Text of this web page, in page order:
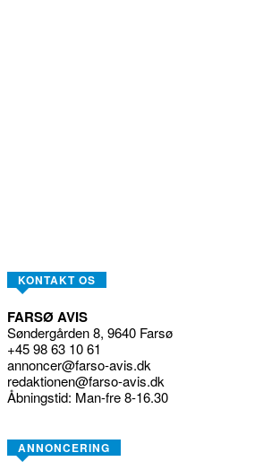
KONTAKT OS
FARSØ AVIS
Søndergården 8, 9640 Farsø
+45 98 63 10 61
annoncer@farso-avis.dk
redaktionen@farso-avis.dk
Åbningstid: Man-fre 8-16.30
ANNONCERING